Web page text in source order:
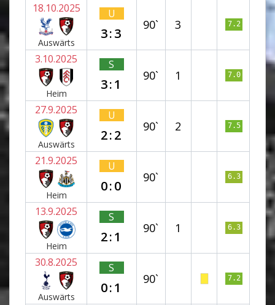
18.10.2025
Auswärts
U
3:3
90` 3 7.2
3.10.2025
Heim
S
3:1
90` 1 7.0
27.9.2025
Auswärts
U
2:2
90` 2 7.5
21.9.2025
Heim
U
0:0
90` 6.3
13.9.2025
Heim
S
2:1
90` 1 6.3
30.8.2025
Auswärts
S
0:1
90` 7.2